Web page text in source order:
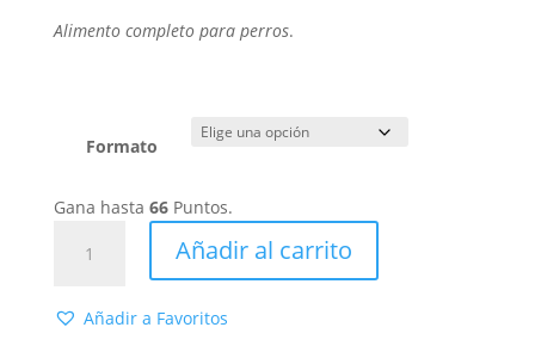
Alimento completo para perros.
Formato
Gana hasta 66Puntos.
Sostenible
Añadir al carrito
Añadir a Favoritos